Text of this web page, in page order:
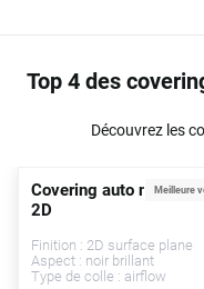
Top 4 des
Découvrez les
Meilleure
Covering auto noir
2D
Finition : 2D surface plane
Aspect : noir brillant
Type de colle : airflow